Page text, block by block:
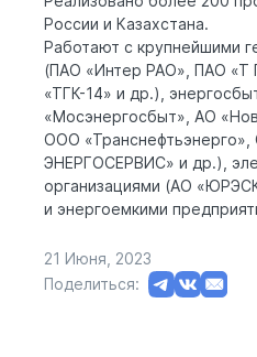
России и Казахстана.
Работают с крупнейшими
(ПАО «Интер РАО», ПАО
«ТГК-14» и др.),
«Мосэнергосбыт», АО
ООО
ЭНЕРГОСЕРВИС» и др.),
организациями (АО
и энергоемкими
21 Июня, 2023
Поделиться: